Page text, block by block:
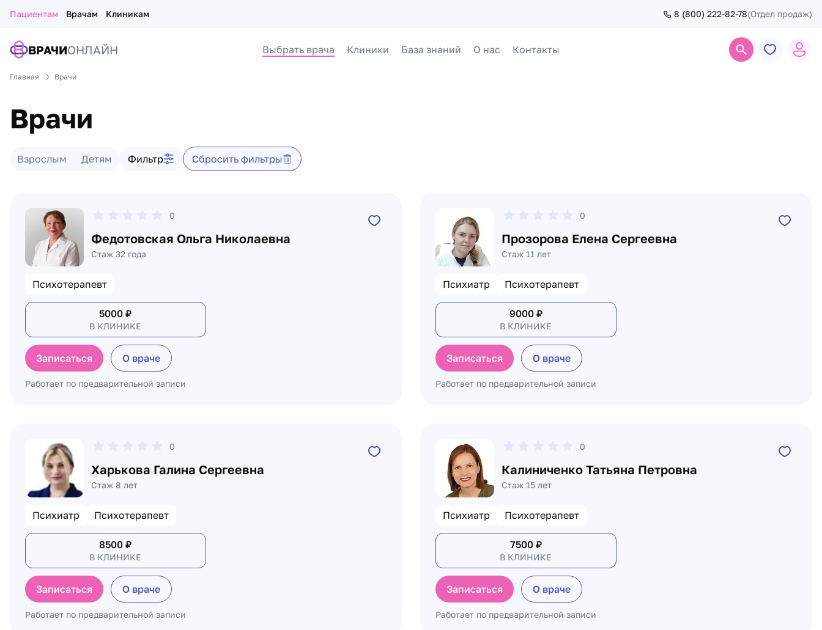
Пациентам Врачам Клиникам 8 (800) 222-82-78(Отдел продаж)
ВРАЧИОНЛАЙН Выбрать врача Клиники База знаний О нас Контакты
Главная Врачи
Врачи
Фильтр врачей
Взрослым Детям Фильтр Сбросить фильтры
0
Федотовская Ольга Николаевна
Стаж 32 года
Психотерапевт
5000 ₽
В КЛИНИКЕ
Записаться О враче
Работает по предварительной записи
0
Прозорова Елена Сергеевна
Стаж 11 лет
Психиатр Психотерапевт
9000₽
В КЛИНИКЕ
Записаться О враче
Работает по предварительной записи
0
Харькова Галина Сергеевна
Стаж 8 лет
Психиатр Психотерапевт
8500 ₽
В КЛИНИКЕ
Записаться О враче
Работает по предварительной записи
0
Калиниченко Татьяна Петровна
Стаж 15 лет
Психиатр Психотерапевт
7500₽
В КЛИНИКЕ
Записаться О враче
Работает по предварительной записи